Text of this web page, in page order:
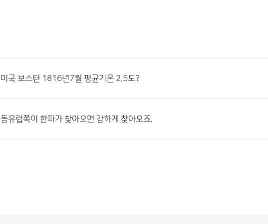
미국 보스턴 1816년7월 평균기온 2.5도?
동유럽쪽이 한파가 찾아오면 강하게 찾아오죠.